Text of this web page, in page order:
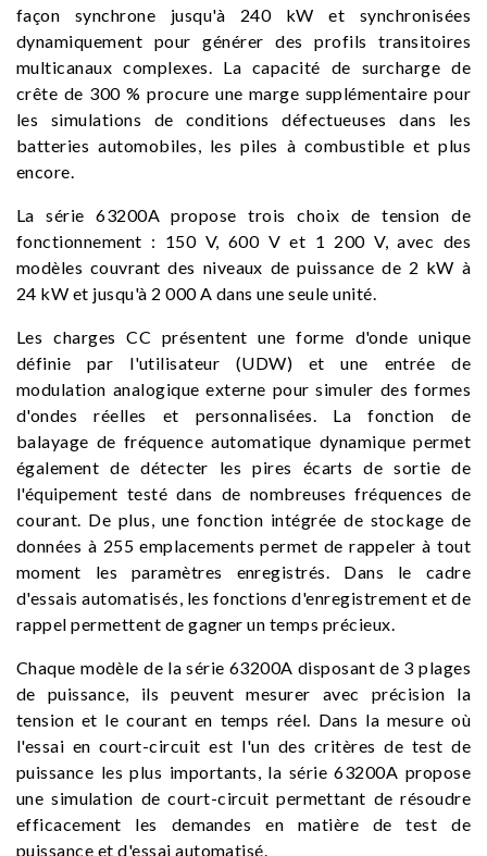
façon synchrone jusqu'à 240 kW et synchronisées
dynamiquement pour générer des profils transitoires
multicanaux complexes. La capacité de surcharge de
crête de 300 % procure une marge supplémentaire pour
les simulations de conditions défectueuses dans les
batteries automobiles, les piles à combustible et plus
encore.
La série 63200A propose trois choix de tension de
fonctionnement : 150 V, 600 V et 1 200 V, avec des
modèles couvrant des niveaux de puissance de 2 kW à
24 kW et jusqu'à 2 000 A dans une seule unité.
Les charges CC présentent une forme d'onde unique
définie par l'utilisateur (UDW) et une entrée de
modulation analogique externe pour simuler des formes
d'ondes réelles et personnalisées. La fonction de
balayage de fréquence automatique dynamique permet
également de détecter les pires écarts de sortie de
l'équipement testé dans de nombreuses fréquences de
courant. De plus, une fonction intégrée de stockage de
données à 255 emplacements permet de rappeler à tout
moment les paramètres enregistrés. Dans le cadre
d'essais automatisés, les fonctions d'enregistrement et de
rappel permettent de gagner un temps précieux.
Chaque modèle de la série 63200A disposant de 3 plages
de puissance, ils peuvent mesurer avec précision la
tension et le courant en temps réel. Dans la mesure où
l'essai en court-circuit est l'un des critères de test de
puissance les plus importants, la série 63200A propose
une simulation de court-circuit permettant de résoudre
efficacement les demandes en matière de test de
puissance et d'essai automatisé.